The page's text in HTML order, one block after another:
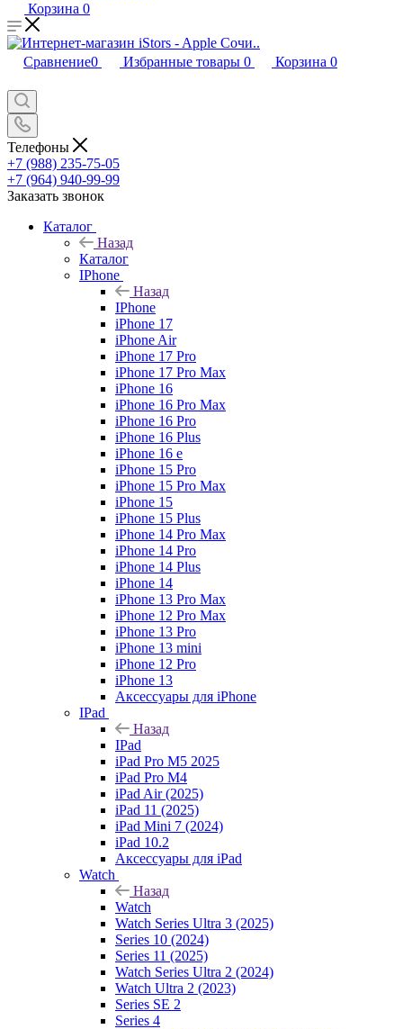
Корзина 0
Сравнение0 Избранные товары 0 Корзина 0
Телефоны
+7 (988) 235-75-05
+7 (964) 940-99-99
Заказать звонок
Каталог
Назад
Каталог
IPhone
Назад
IPhone
iPhone 17
iPhone Air
iPhone 17 Pro
iPhone 17 Pro Max
iPhone 16
iPhone 16 Pro Max
iPhone 16 Pro
iPhone 16 Plus
iPhone 16 e
iPhone 15 Pro
iPhone 15 Pro Max
iPhone 15
iPhone 15 Plus
iPhone 14 Pro Max
iPhone 14 Pro
iPhone 14 Plus
iPhone 14
iPhone 13 Pro Max
iPhone 12 Pro Max
iPhone 13 Pro
iPhone 13 mini
iPhone 12 Pro
iPhone 13
Аксессуары для iPhone
IPad
Назад
IPad
iPad Pro M5 2025
iPad Pro M4
iPad Air (2025)
iPad 11 (2025)
iPad Mini 7 (2024)
iPad 10.2
Аксессуары для iPad
Watch
Назад
Watch
Watch Series Ultra 3 (2025)
Series 10 (2024)
Series 11 (2025)
Watch Series Ultra 2 (2024)
Watch Ultra 2 (2023)
Series SE 2
Series 4